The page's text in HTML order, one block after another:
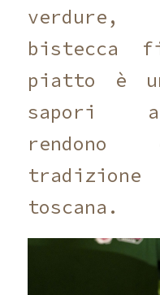
verdure,
bistecca
piatto è
sapori
rendono
toscana.